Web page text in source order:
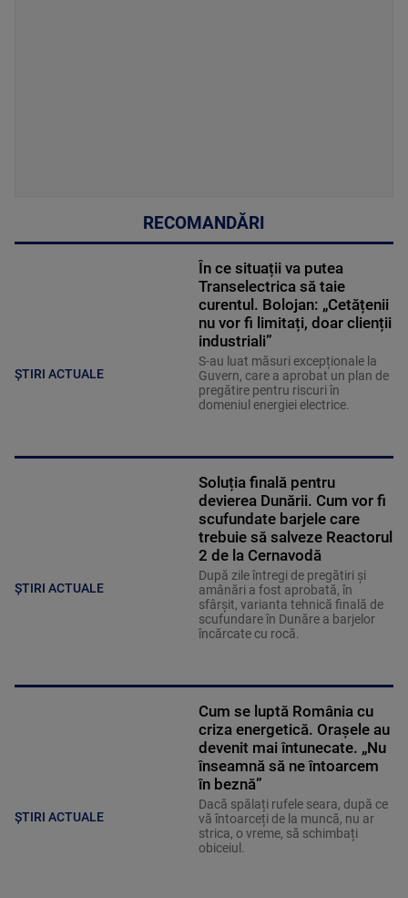
RECOMANDĂRI
ȘTIRI ACTUALE
În ce situații va putea
Transelectrica să taie
curentul. Bolojan: „Cetățenii
nu vor fi limitați, doar clienții
industriali”
S-au luat măsuri excepționale la
Guvern, care a aprobat un plan de
pregătire pentru riscuri în
domeniul energiei electrice.
ȘTIRI ACTUALE
Soluția finală pentru
devierea Dunării. Cum vor fi
scufundate barjele care
trebuie să salveze Reactorul
2 de la Cernavodă
După zile întregi de pregătiri și
amânări a fost aprobată, în
sfârșit, varianta tehnică finală de
scufundare în Dunăre a barjelor
încărcate cu rocă.
ȘTIRI ACTUALE
Cum se luptă România cu
criza energetică. Orașele au
devenit mai întunecate. „Nu
înseamnă să ne întoarcem
în beznă”
Dacă spălați rufele seara, după ce
vă întoarceți de la muncă, nu ar
strica, o vreme, să schimbați
obiceiul.